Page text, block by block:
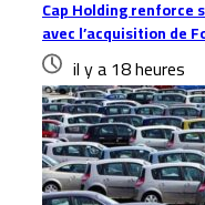
Cap Holding renforce
avec l’acquisition de
il y a 18 heures